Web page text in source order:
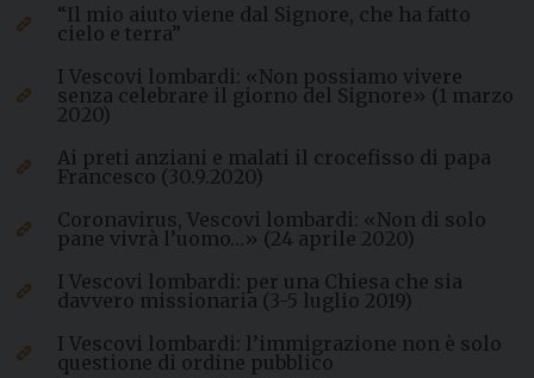
“Il mio aiuto viene dal Signore, che ha fatto
cielo e terra”
I Vescovi lombardi: «Non possiamo vivere
senza celebrare il giorno del Signore» (1 marzo
2020)
Ai preti anziani e malati il crocefisso di papa
Francesco (30.9.2020)
Coronavirus, Vescovi lombardi: «Non di solo
pane vivrà l’uomo…» (24 aprile 2020)
I Vescovi lombardi: per una Chiesa che sia
davvero missionaria (3-5 luglio 2019)
I Vescovi lombardi: l’immigrazione non è solo
questione di ordine pubblico